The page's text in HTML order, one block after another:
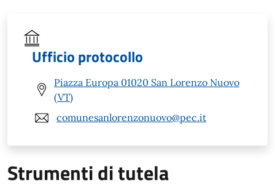
Ufficio protocollo
Piazza Europa 01020 San Lorenzo Nuovo
(VT)
comunesanlorenzonuovo@pec.it
Strumenti di tutela